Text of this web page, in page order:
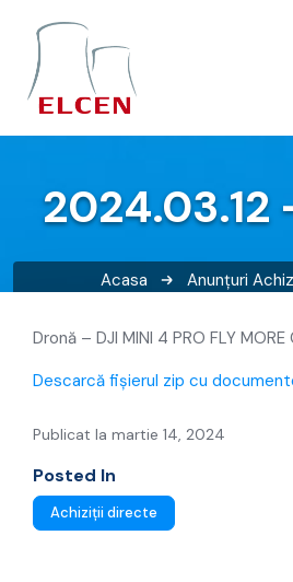
2024.03.12
Acasa Anunțuri
Dronă – DJI MINI 4 PRO FLY
Descarcă fișierul zip cu
Publicat la martie 14, 2024
Posted In
Achiziții directe